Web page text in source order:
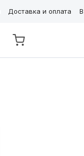
Доставка и оплата